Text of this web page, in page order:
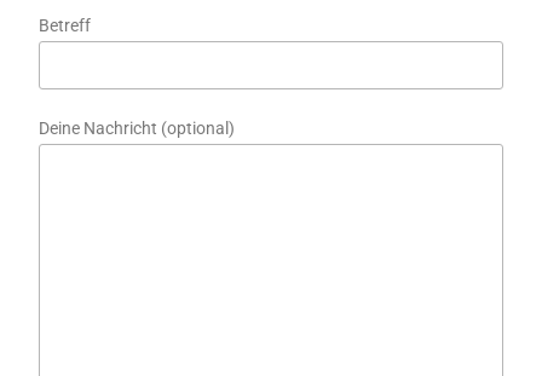
Betreff
Deine Nachricht (optional)